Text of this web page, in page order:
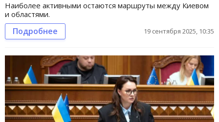
Наиболее активными остаются маршруты между Киевом
и областями.
Подробнее 19 сентября 2025, 10:35